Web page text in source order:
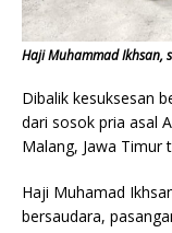
Haji Muhammad Ikhsan,
Dibalik kesuksesan
dari sosok pria asal
Malang, Jawa Timur
Haji Muhamad
bersaudara,